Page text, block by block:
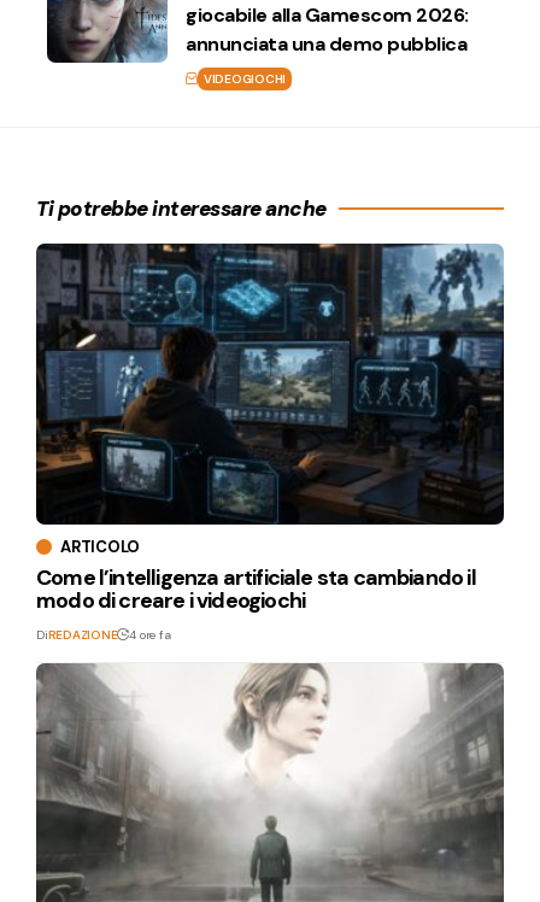
giocabile alla Gamescom 2026:
annunciata una demo pubblica
VIDEOGIOCHI
Ti potrebbe interessare anche
ARTICOLO
Come l’intelligenza artificiale sta cambiando il
modo di creare i videogiochi
DiREDAZIONE 4 ore fa